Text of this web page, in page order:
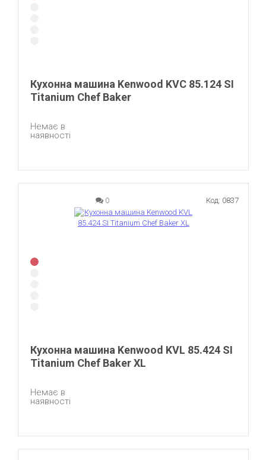
Кухонна машина Kenwood KVC 85.124 SI
Titanium Chef Baker
Немає в
наявності
0
Кухонна машина Kenwood KVL 85.424 SI
Titanium Chef Baker XL
Код: 0837
Немає в
наявності